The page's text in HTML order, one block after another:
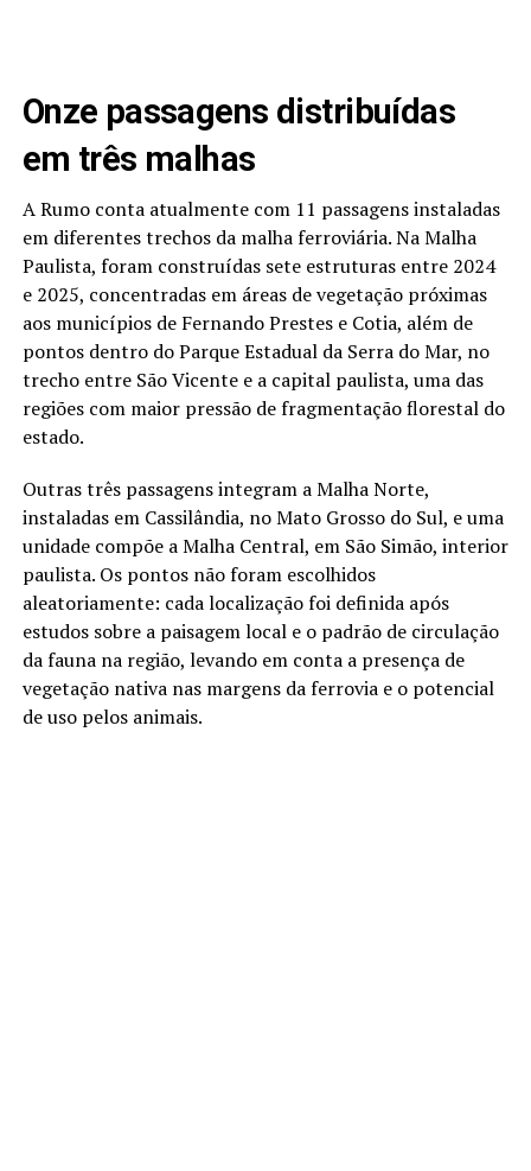
Onze passagens distribuídas
em três malhas
A Rumo conta atualmente com 11 passagens instaladas
em diferentes trechos da malha ferroviária. Na Malha
Paulista, foram construídas sete estruturas entre 2024
e 2025, concentradas em áreas de vegetação próximas
aos municípios de Fernando Prestes e Cotia, além de
pontos dentro do Parque Estadual da Serra do Mar, no
trecho entre São Vicente e a capital paulista, uma das
regiões com maior pressão de fragmentação florestal do
estado.
Outras três passagens integram a Malha Norte,
instaladas em Cassilândia, no Mato Grosso do Sul, e uma
unidade compõe a Malha Central, em São Simão, interior
paulista. Os pontos não foram escolhidos
aleatoriamente: cada localização foi definida após
estudos sobre a paisagem local e o padrão de circulação
da fauna na região, levando em conta a presença de
vegetação nativa nas margens da ferrovia e o potencial
de uso pelos animais.